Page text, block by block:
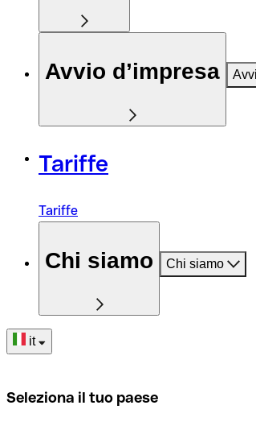
Avvio d’impresa
Tariffe
Tariffe
Chi siamo Chi siamo
it
Seleziona il tuo paese